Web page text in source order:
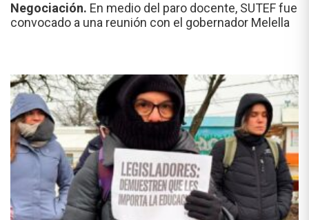
Negociación. En medio del paro docente, SUTEF fue
convocado a una reunión con el gobernador Melella